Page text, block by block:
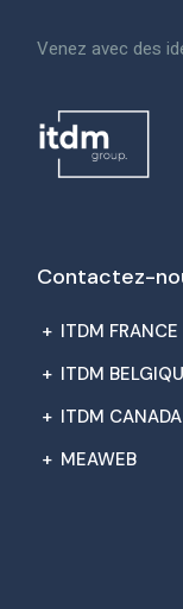
Venez avec des
Contactez-
+ ITDM FRANCE
+ ITDM
+ ITDM CANADA
+ MEAWEB